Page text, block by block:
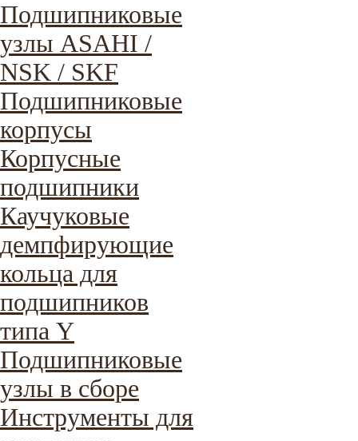
Подшипниковые
узлы ASAHI /
NSK / SKF
Подшипниковые
корпусы
Корпусные
подшипники
Каучуковые
демпфирующие
кольца для
подшипников
типа Y
Подшипниковые
узлы в сборе
Инструменты для